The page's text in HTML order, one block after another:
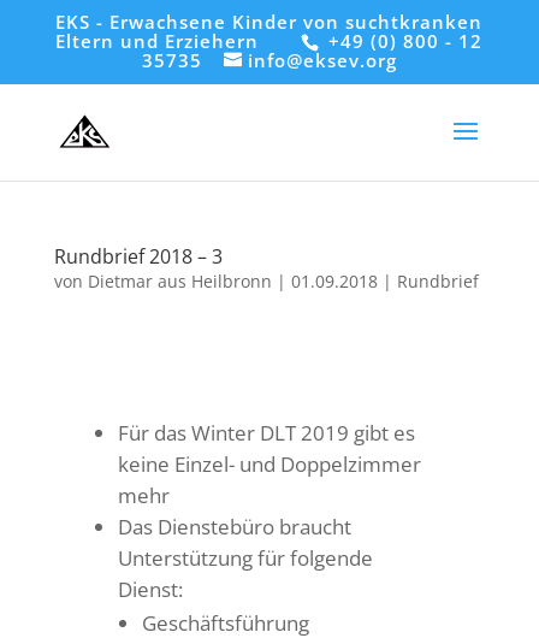
EKS - Erwachsene Kinder von suchtkranken
Eltern und Erziehern
+49 (0) 800 - 12
35735
info@eksev.org
Rundbrief 2018 – 3
von Dietmar aus Heilbronn | 01.09.2018| Rundbrief
Für das Winter DLT 2019 gibt es
keine Einzel- und Doppelzimmer
mehr
Das Dienstebüro braucht
Unterstützung für folgende
Dienst:
Geschäftsführung